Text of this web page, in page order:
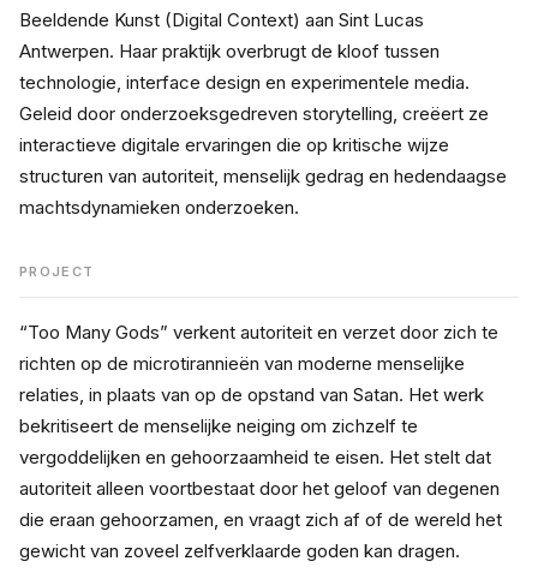
Beeldende Kunst (Digital Context) aan Sint Lucas
Antwerpen. Haar praktijk overbrugt de kloof tussen
technologie, interface design en experimentele media.
Geleid door onderzoeksgedreven storytelling, creëert ze
interactieve digitale ervaringen die op kritische wijze
structuren van autoriteit, menselijk gedrag en hedendaagse
machtsdynamieken onderzoeken.
PROJECT
“Too Many Gods” verkent autoriteit en verzet door zich te
richten op de microtirannieën van moderne menselijke
relaties, in plaats van op de opstand van Satan. Het werk
bekritiseert de menselijke neiging om zichzelf te
vergoddelijken en gehoorzaamheid te eisen. Het stelt dat
autoriteit alleen voortbestaat door het geloof van degenen
die eraan gehoorzamen, en vraagt zich af of de wereld het
gewicht van zoveel zelfverklaarde goden kan dragen.